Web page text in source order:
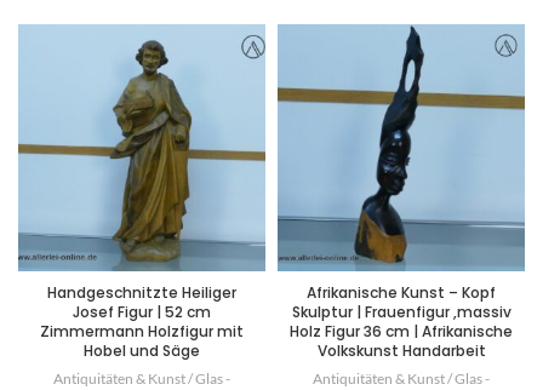
Handgeschnitzte Heiliger
Josef Figur | 52 cm
Zimmermann Holzfigur mit
Hobel und Säge
Antiquitäten & Kunst / Glas -
Afrikanische Kunst – Kopf
Skulptur | Frauenfigur ,massiv
Holz Figur 36 cm | Afrikanische
Volkskunst Handarbeit
Antiquitäten & Kunst / Glas -